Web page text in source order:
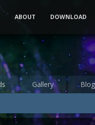
Gallery
ABOUT DOWNLOAD